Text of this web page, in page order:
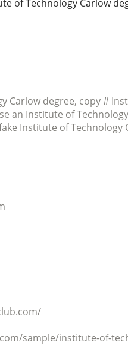
of Technology Carlow
Carlow degree, copy #
an Institute of
Institute of
sample/institute-of-